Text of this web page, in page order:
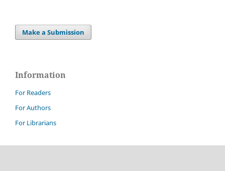
Make a Submission
Information
For Readers
For Authors
For Librarians